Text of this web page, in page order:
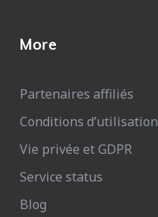
More
Partenaires affiliés
Conditions d’utilisation
Vie privée et GDPR
Service status
Blog